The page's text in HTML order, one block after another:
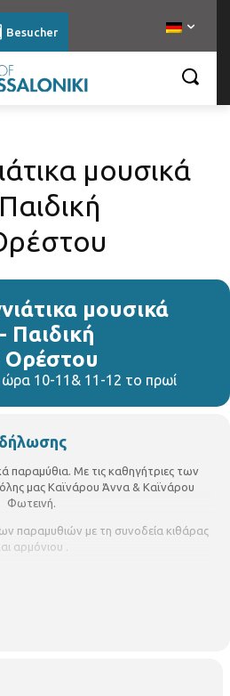
Besucher
μουσικά
μουσικά
Παιδική
Ορέστου
ώρα 10-11& 11-12 το πρωί
παραμύθια. Με τις καθηγήτριες των
μας Καϊνάρου Άννα & Καϊνάρου
Φωτεινή.
παραμυθιών με τη συνοδεία κιθάρας
αρμόνιου .
πολιτισμού του Δήμου Θεσσαλονίκης